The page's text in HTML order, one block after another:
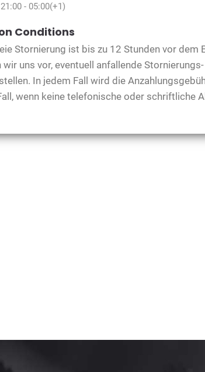
- 05:00(+1)
Conditions
Stornierung ist bis zu 12 Stunden vor dem
wir uns vor, eventuell anfallende
In jedem Fall wird die
wenn keine telefonische oder schriftliche